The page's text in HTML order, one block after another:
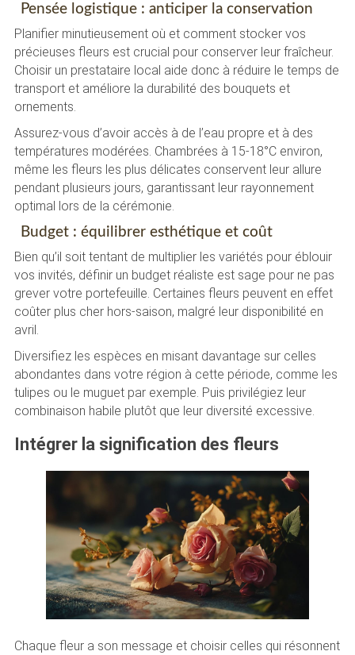
Pensée logistique : anticiper la conservation
Planifier minutieusement où et comment stocker vos
précieuses fleurs est crucial pour conserver leur fraîcheur.
Choisir un prestataire local aide donc à réduire le temps de
transport et améliore la durabilité des bouquets et
ornements.
Assurez-vous d’avoir accès à de l’eau propre et à des
températures modérées. Chambrées à 15-18°C environ,
même les fleurs les plus délicates conservent leur allure
pendant plusieurs jours, garantissant leur rayonnement
optimal lors de la cérémonie.
Budget : équilibrer esthétique et coût
Bien qu’il soit tentant de multiplier les variétés pour éblouir
vos invités, définir un budget réaliste est sage pour ne pas
grever votre portefeuille. Certaines fleurs peuvent en effet
coûter plus cher hors-saison, malgré leur disponibilité en
avril.
Diversifiez les espèces en misant davantage sur celles
abondantes dans votre région à cette période, comme les
tulipes ou le muguet par exemple. Puis privilégiez leur
combinaison habile plutôt que leur diversité excessive.
Intégrer la signification des fleurs
Chaque fleur a son message et choisir celles qui résonnent